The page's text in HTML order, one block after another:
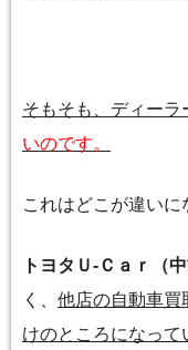
そもそも、ディーラ
いのです。
これはどこが違いに
トヨタＵ-Ｃａｒ（中
く、 他店の自動車買
けのところになって